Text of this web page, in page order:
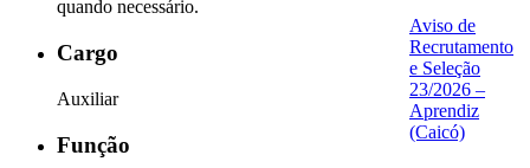
quando necessário.
Cargo
Auxiliar
Função
Aviso de
Recrutamento
e Seleção
23/2026 –
Aprendiz
(Caicó)